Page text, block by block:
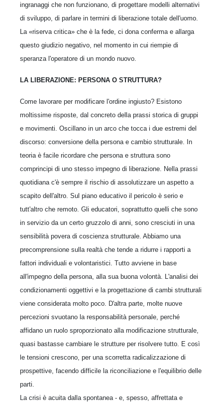
ingranaggi che non funzionano, di progettare modelli alternativi
di sviluppo, di parlare in termini di liberazione totale dell'uomo.
La «riserva critica» che è la fede, ci dona conferma e allarga
questo giudizio negativo, nel momento in cui riempie di
speranza l'operatore di un mondo nuovo.
LA LIBERAZIONE: PERSONA O STRUTTURA?
Come lavorare per modificare l'ordine ingiusto? Esistono
moltissime risposte, dal concreto della prassi storica di gruppi
e movimenti. Oscillano in un arco che tocca i due estremi del
discorso: conversione della persona e cambio strutturale. In
teoria è facile ricordare che persona e struttura sono
comprincipi di uno stesso impegno di liberazione. Nella prassi
quotidiana c'è sempre il rischio di assolutizzare un aspetto a
scapito dell'altro. Sul piano educativo il pericolo è serio e
tutt'altro che remoto. Gli educatori, soprattutto quelli che sono
in servizio da un certo gruzzolo di anni, sono cresciuti in una
sensibilità povera di coscienza strutturale. Abbiamo una
precomprensione sulla realtà che tende a ridurre i rapporti a
fattori individuali e volontaristici. Tutto avviene in base
all'impegno della persona, alla sua buona volontà. L'analisi dei
condizionamenti oggettivi e la progettazione di cambi strutturali
viene considerata molto poco. D'altra parte, molte nuove
percezioni svuotano la responsabilità personale, perché
affidano un ruolo sproporzionato alla modificazione strutturale,
quasi bastasse cambiare le strutture per risolvere tutto. E così
le tensioni crescono, per una scorretta radicalizzazione di
prospettive, facendo difficile la riconciliazione e l'equilibrio delle
parti.
La crisi è acuita dalla spontanea - e, spesso, affrettata e